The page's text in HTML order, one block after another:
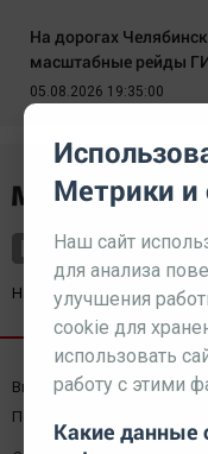
На дорогах
масштабные рейды
05.08.2026 19:35:00
Наш партнерkurorty-
Выходные данные СМИ
Пользовательское
Метрики и
Наш сайт
для анализа
улучшения
cookie для
использовать
работу с этими
Какие данные